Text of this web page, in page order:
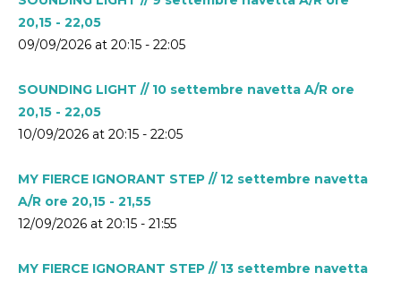
20,15 - 22,05
09/09/2026 at 20:15 - 22:05
SOUNDING LIGHT // 10 settembre navetta A/R ore
20,15 - 22,05
10/09/2026 at 20:15 - 22:05
MY FIERCE IGNORANT STEP // 12 settembre navetta
A/R ore 20,15 - 21,55
12/09/2026 at 20:15 - 21:55
MY FIERCE IGNORANT STEP // 13 settembre navetta